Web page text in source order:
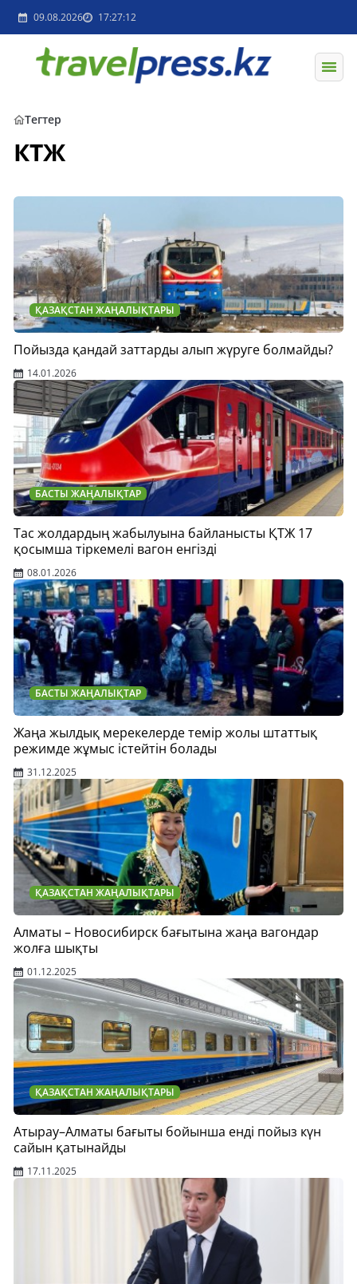
09.08.2026 17:27:12
Тегтер
КТЖ
ҚАЗАҚСТАН ЖАҢАЛЫҚТАРЫ
Пойызда қандай заттарды алып жүруге болмайды?
14.01.2026
БАСТЫ ЖАҢАЛЫҚТАР
Тас жолдардың жабылуына байланысты ҚТЖ 17
қосымша тіркемелі вагон енгізді
08.01.2026
БАСТЫ ЖАҢАЛЫҚТАР
Жаңа жылдық мерекелерде темір жолы штаттық
режимде жұмыс істейтін болады
31.12.2025
ҚАЗАҚСТАН ЖАҢАЛЫҚТАРЫ
Алматы – Новосибирск бағытына жаңа вагондар
жолға шықты
01.12.2025
ҚАЗАҚСТАН ЖАҢАЛЫҚТАРЫ
Атырау–Алматы бағыты бойынша енді пойыз күн
сайын қатынайды
17.11.2025